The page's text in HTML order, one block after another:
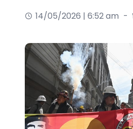
14/05/2026 | 6:52 am